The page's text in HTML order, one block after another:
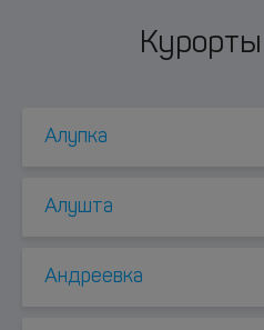
Алупка
Алушта
Андреевка